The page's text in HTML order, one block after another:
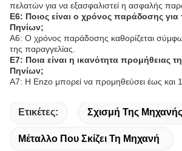
πελατών για να εξασφαλιστεί η ασφαλής
Ε6: Ποιος είναι ο χρόνος παράδοσης
Πηνίων;
Α6: Ο χρόνος παράδοσης καθορίζεται
της παραγγελίας.
Ε7: Ποια είναι η ικανότητα προμήθειας
Πηνίων;
Α7: Η Enzo μπορεί να προμηθεύσει έως και
Ετικέτες: Σχισμή Της
Μέταλλο Που Σκίζει Τη Μηχανή